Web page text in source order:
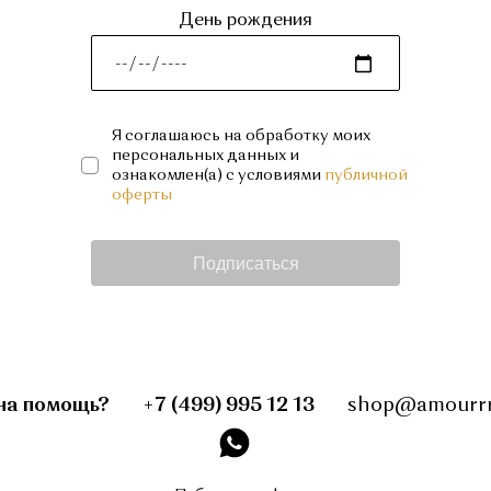
День рождения
Я соглашаюсь на обработку моих
персональных данных и
ознакомлен(а) с условиями публичной
оферты
Подписаться
День рождения
помощь? +7 (499) 995 12 13
instagram